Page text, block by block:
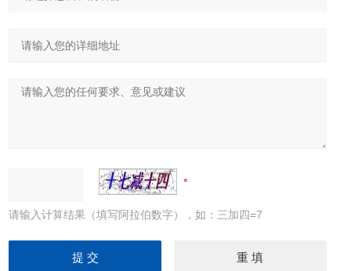
请输入计算结果（填写阿拉伯数字），如：三加四=7